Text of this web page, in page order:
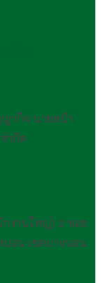
ากิจ นายหน้า
ำกัด
กงานใหญ่) 2 ซอย
บอน เขตบางบอน